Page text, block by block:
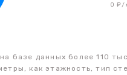
0 ₽/
базе данных более 110
как этажность, тип